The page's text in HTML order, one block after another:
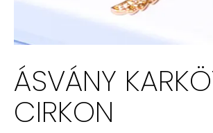
ÁSVÁNY
CIRKON